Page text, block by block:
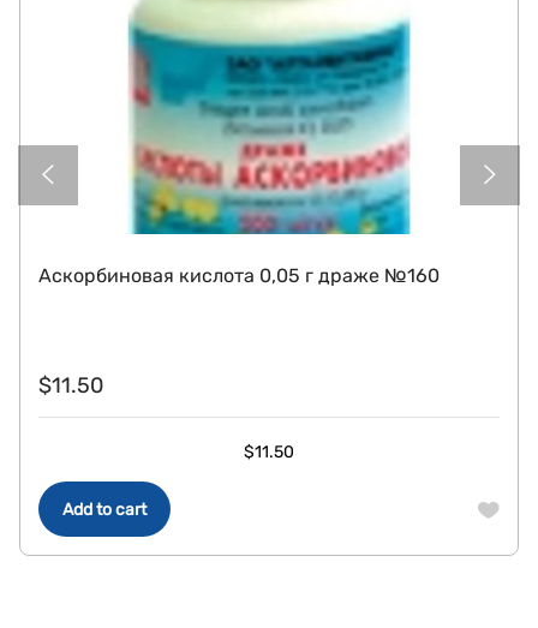
Add to cart
Аскорбиновая кислота 0,05 г драже №160
$11.50
$11.50